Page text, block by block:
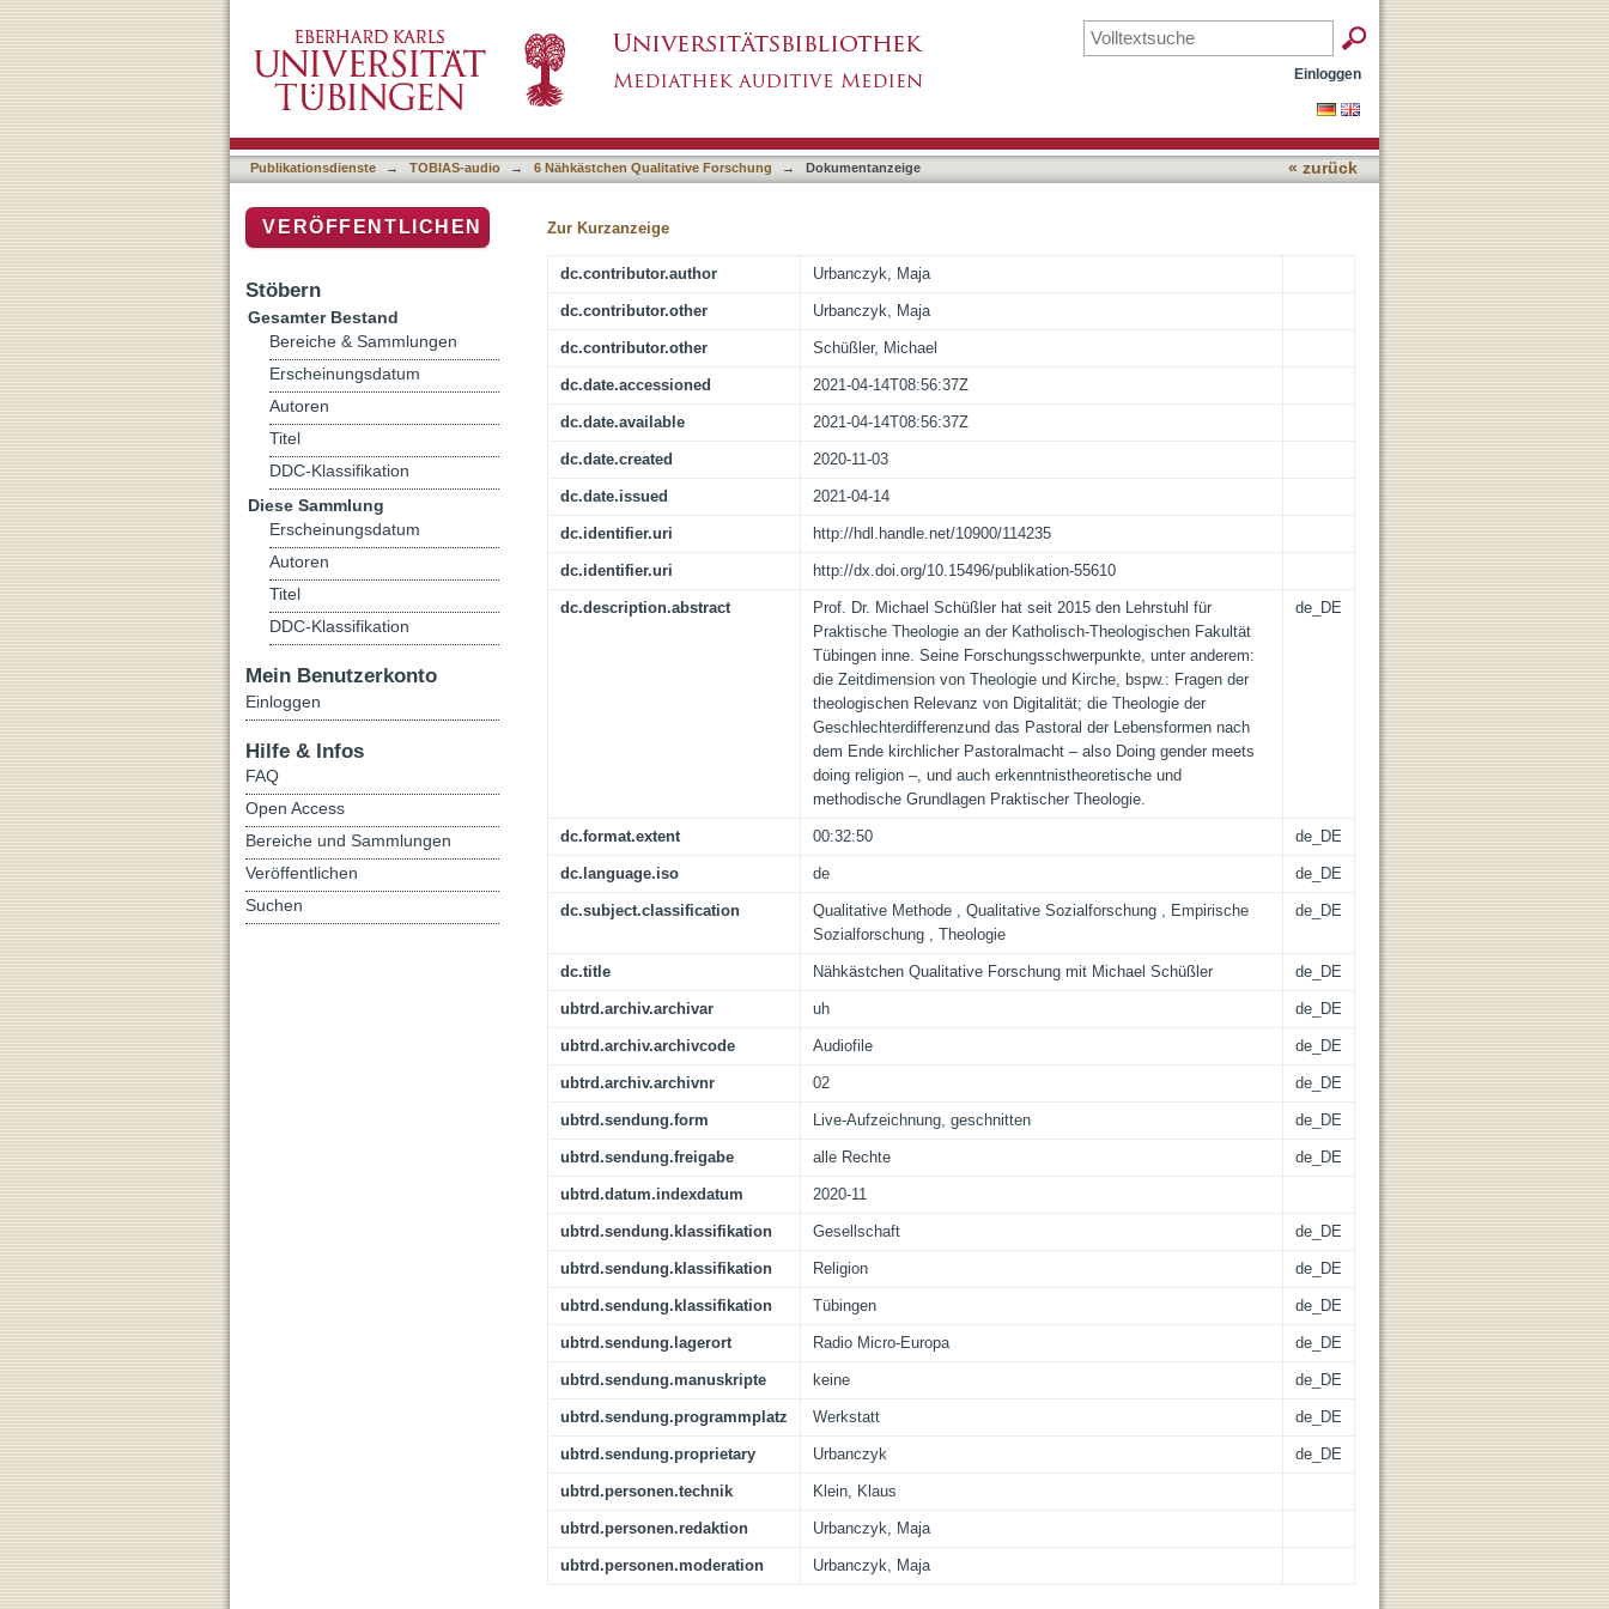
Einloggen
Publikationsdienste → TOBIAS-audio → 6 Nähkästchen Qualitative Forschung → Dokumentanzeige « zurück
Zur Kurzanzeige
dc.contributor.author Urbanczyk, Maja
dc.contributor.other Urbanczyk, Maja
dc.contributor.other Schüßler, Michael
dc.date.accessioned 2021-04-14T08:56:37Z
dc.date.available 2021-04-14T08:56:37Z
dc.date.created 2020-11-03
dc.date.issued 2021-04-14
dc.identifier.uri http://hdl.handle.net/10900/114235
dc.identifier.uri http://dx.doi.org/10.15496/publikation-55610
dc.description.abstract
Prof. Dr. Michael Schüßler hat seit 2015 den Lehrstuhl für
Praktische Theologie an der Katholisch-Theologischen Fakultät
Tübingen inne. Seine Forschungsschwerpunkte, unter anderem:
die Zeitdimension von Theologie und Kirche, bspw.: Fragen der
theologischen Relevanz von Digitalität; die Theologie der
Geschlechterdifferenzund das Pastoral der Lebensformen nach
dem Ende kirchlicher Pastoralmacht – also Doing gender meets
doing religion –, und auch erkenntnistheoretische und
methodische Grundlagen Praktischer Theologie.
de_DE
dc.format.extent 00:32:50 de_DE
dc.language.iso de de_DE
dc.subject.classification
Qualitative Methode , Qualitative Sozialforschung , Empirische
Sozialforschung , Theologie
de_DE
dc.title Nähkästchen Qualitative Forschung mit Michael Schüßler de_DE
ubtrd.archiv.archivar uh de_DE
ubtrd.archiv.archivcode Audiofile de_DE
ubtrd.archiv.archivnr 02 de_DE
ubtrd.sendung.form Live-Aufzeichnung, geschnitten de_DE
ubtrd.sendung.freigabe alle Rechte de_DE
ubtrd.datum.indexdatum 2020-11
ubtrd.sendung.klassifikation Gesellschaft de_DE
ubtrd.sendung.klassifikation Religion de_DE
ubtrd.sendung.klassifikation Tübingen de_DE
ubtrd.sendung.lagerort Radio Micro-Europa de_DE
ubtrd.sendung.manuskripte keine de_DE
ubtrd.sendung.programmplatz Werkstatt de_DE
ubtrd.sendung.proprietary Urbanczyk de_DE
ubtrd.personen.technik Klein, Klaus
ubtrd.personen.redaktion Urbanczyk, Maja
ubtrd.personen.moderation Urbanczyk, Maja
VERÖFFENTLICHEN
Stöbern
Gesamter Bestand
Bereiche & Sammlungen
Erscheinungsdatum
Autoren
Titel
DDC-Klassifikation
Diese Sammlung
Erscheinungsdatum
Autoren
Titel
DDC-Klassifikation
Mein Benutzerkonto
Einloggen
Hilfe & Infos
FAQ
Open Access
Bereiche und Sammlungen
Veröffentlichen
Suchen